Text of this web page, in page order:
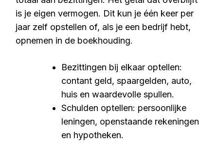
is je eigen vermogen. Dit kun je één keer per
jaar zelf opstellen of, als je een bedrijf hebt,
opnemen in de boekhouding.
Bezittingen bij elkaar optellen:
contant geld, spaargelden, auto,
huis en waardevolle spullen.
Schulden optellen: persoonlijke
leningen, openstaande rekeningen
en hypotheken.